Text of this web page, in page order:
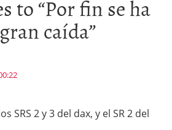
to “Por fin se ha
caída”
SRS 2 y 3 del dax, y el SR 2 del